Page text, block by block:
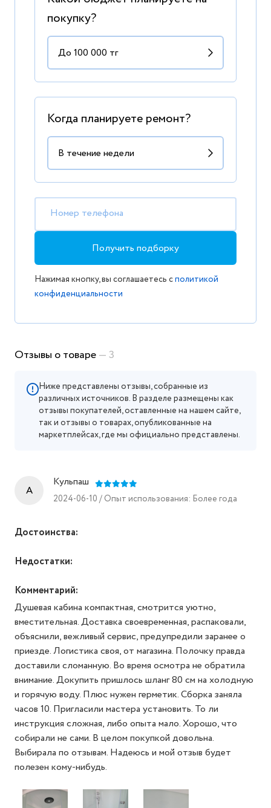
покупку?
Когда планируете ремонт?
Номер телефона
Получить подборку
Нажимая кнопку, вы соглашаетесь сполитикой
конфиденциальности
Отзывы о товаре— 3
Ниже представлены отзывы, собранные из
различных источников. В разделе размещены как
отзывы покупателей, оставленные на нашем сайте,
так и отзывы о товарах, опубликованные на
маркетплейсах, где мы официально представлены.
A
Кульпаш
2024-06-10 / Опыт использования: Более года
Достоинства:
Недостатки:
Комментарий:
Душевая кабина компактная, смотрится уютно,
вместительная. Доставка своевременная, распаковали,
объяснили, вежливый сервис, предупредили заранее о
приезде. Логистика своя, от магазина. Полочку правда
доставили сломанную. Во время осмотра не обратила
внимание. Докупить пришлось шланг 80 см на холодную
и горячую воду. Плюс нужен герметик. Сборка заняла
часов 10. Пригласили мастера установить. То ли
инструкция сложная, либо опыта мало. Хорошо, что
собирали не сами. В целом покупкой довольна.
Выбирала по отзывам. Надеюсь и мой отзыв будет
полезен кому-нибудь.